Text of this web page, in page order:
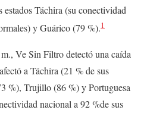
Táchira (su conectividad
y Guárico (79 %).1
Ve Sin Filtro detectó una caída
a Táchira (21 % de sus
%), Trujillo (86 %) y Portuguesa
nacional a 92 %de sus